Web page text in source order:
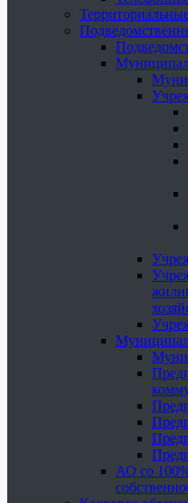
АО со